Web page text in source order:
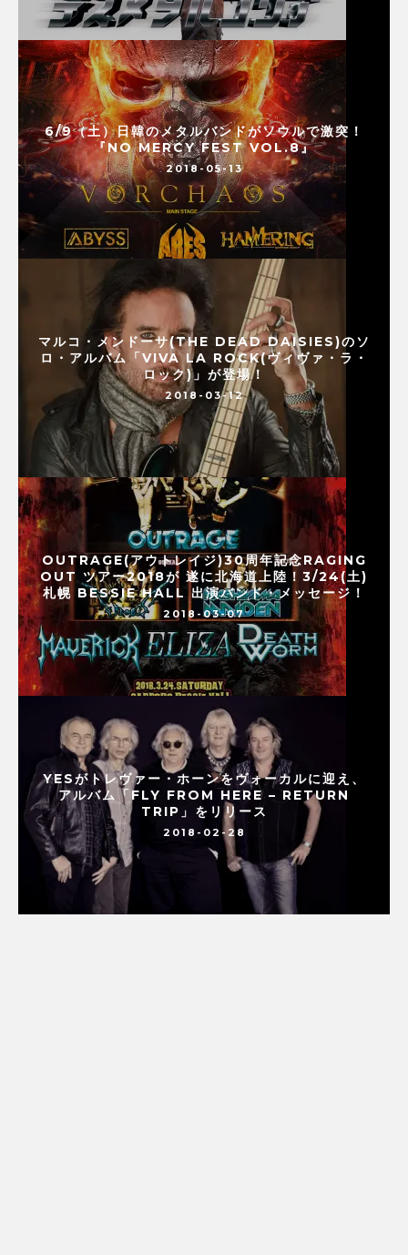
6/9（土）日韓のメタルバンドがソウルで激突！
『NO MERCY FEST VOL.8』
2018-05-13
マルコ・メンドーサ(THE DEAD DAISIES)のソ
ロ・アルバム「VIVA LA ROCK(ヴィヴァ・ラ・
ロック)」が登場！
2018-03-12
OUTRAGE(アウトレイジ)30周年記念RAGING
OUT ツアー2018が 遂に北海道上陸！3/24(土)
札幌 BESSIE HALL 出演バンド・メッセージ！
2018-03-07
YESがトレヴァー・ホーンをヴォーカルに迎え、
アルバム「FLY FROM HERE – RETURN
TRIP」をリリース
2018-02-28